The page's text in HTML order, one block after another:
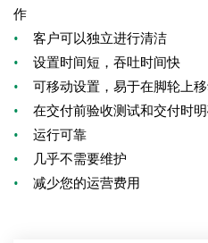
作
• 客户可以独立进行清洁
• 设置时间短，吞吐时间快
• 可移动设置，易于在脚轮上
• 在交付前验收测试和交付时
• 运行可靠
• 几乎不需要维护
• 减少您的运营费用